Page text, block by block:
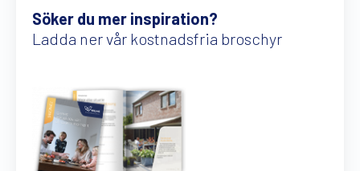
Söker du mer inspiration?
Ladda ner vår kostnadsfria broschyr